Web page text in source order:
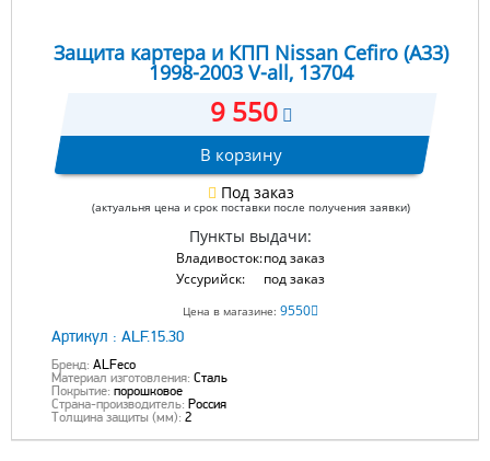
Защита картера и КПП Nissan Cefiro (A33)
1998-2003 V-all, 13704
9 550
В корзину
Под заказ
(актуальня цена и срок поставки после получения заявки)
Пункты выдачи:
Владивосток:под заказ
Уссурийск:
под заказ
Цена в магазине: 9550
Артикул : ALF.15.30
Бренд: ALFeco
Материал изготовления: Сталь
Покрытие: порошковое
Страна-производитель: Россия
Толщина защиты (мм): 2